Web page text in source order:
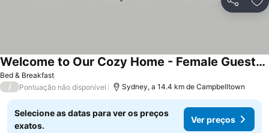
Partilhar
Bed & Breakfast
Welcome to Our Cozy Home - Female Guests Only
/ Pontuação não disponível Sydney, a 14.4 km de Campbelltown
Selecione as datas para ver os preços
exatos.
Ver preços